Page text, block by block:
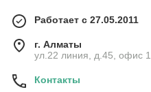
Работает с 27.05.2011
г. Алматы
ул.22 линия, д.45, офис
Контакты